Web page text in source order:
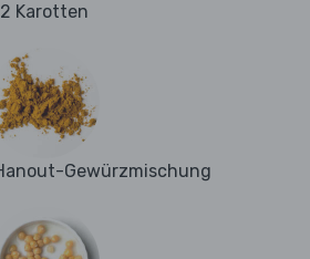
2 Karotten
Gewürzmischung